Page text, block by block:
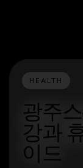
HEALTH
광주
강과
이드